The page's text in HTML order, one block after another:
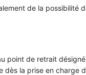
de la
point de retrait
la prise en charge